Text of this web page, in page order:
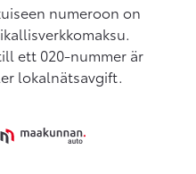
numeroon on
ett 020-nummer är
lokalnätsavgift.